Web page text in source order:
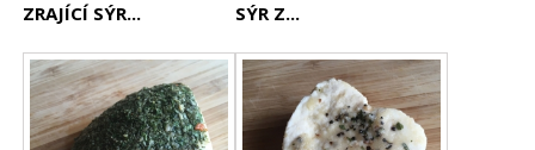
ZRAJÍCÍ SÝR... SÝR Z...